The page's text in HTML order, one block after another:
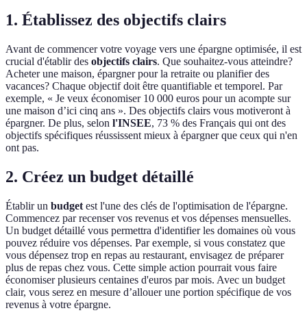
1. Établissez des objectifs clairs
Avant de commencer votre voyage vers une épargne optimisée, il est
crucial d'établir des objectifs clairs. Que souhaitez-vous atteindre?
Acheter une maison, épargner pour la retraite ou planifier des
vacances? Chaque objectif doit être quantifiable et temporel. Par
exemple, « Je veux économiser 10 000 euros pour un acompte sur
une maison d’ici cinq ans ». Des objectifs clairs vous motiveront à
épargner. De plus, selon l'INSEE, 73 % des Français qui ont des
objectifs spécifiques réussissent mieux à épargner que ceux qui n'en
ont pas.
2. Créez un budget détaillé
Établir un budget est l'une des clés de l'optimisation de l'épargne.
Commencez par recenser vos revenus et vos dépenses mensuelles.
Un budget détaillé vous permettra d'identifier les domaines où vous
pouvez réduire vos dépenses. Par exemple, si vous constatez que
vous dépensez trop en repas au restaurant, envisagez de préparer
plus de repas chez vous. Cette simple action pourrait vous faire
économiser plusieurs centaines d'euros par mois. Avec un budget
clair, vous serez en mesure d’allouer une portion spécifique de vos
revenus à votre épargne.